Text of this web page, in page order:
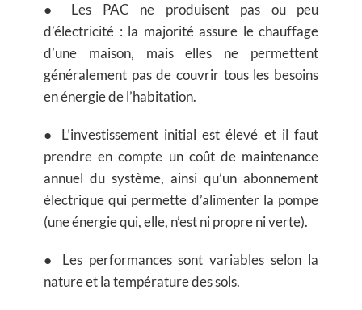
● Les PAC ne produisent pas ou peu
d’électricité : la majorité assure le chauffage
d’une maison, mais elles ne permettent
généralement pas de couvrir tous les besoins
en énergie de l’habitation.
● L’investissement initial est élevé et il faut
prendre en compte un coût de maintenance
annuel du système, ainsi qu’un abonnement
électrique qui permette d’alimenter la pompe
(une énergie qui, elle, n’est ni propre ni verte).
● Les performances sont variables selon la
nature et la température des sols.